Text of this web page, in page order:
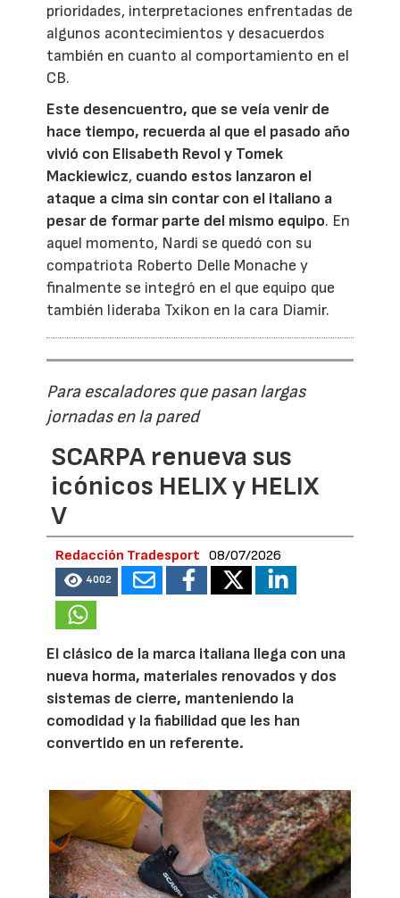
prioridades, interpretaciones enfrentadas de
algunos acontecimientos y desacuerdos
también en cuanto al comportamiento en el
CB.
Este desencuentro, que se veía venir de
hace tiempo, recuerda al que el pasado año
vivió con Elisabeth Revol y Tomek
Mackiewicz, cuando estos lanzaron el
ataque a cima sin contar con el italiano a
pesar de formar parte del mismo equipo. En
aquel momento, Nardi se quedó con su
compatriota Roberto Delle Monache y
finalmente se integró en el que equipo que
también lideraba Txikon en la cara Diamir.
Para escaladores que pasan largas
jornadas en la pared
SCARPA renueva sus
icónicos HELIX y HELIX
V
Redacción Tradesport 08/07/2026
4002
El clásico de la marca italiana llega con una
nueva horma, materiales renovados y dos
sistemas de cierre, manteniendo la
comodidad y la fiabilidad que les han
convertido en un referente.